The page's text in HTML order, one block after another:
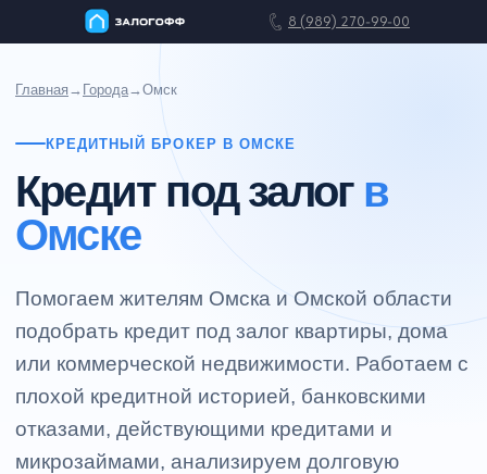
8 (989) 270-99-00
Главная → Города→ Омск
КРЕДИТНЫЙ БРОКЕР В ОМСКЕ
Кредит под залог в
Омске
Помогаем жителям Омска и Омской области
подобрать кредит под залог квартиры, дома
или коммерческой недвижимости. Работаем с
плохой кредитной историей, банковскими
отказами, действующими кредитами и
микрозаймами, анализируем долговую